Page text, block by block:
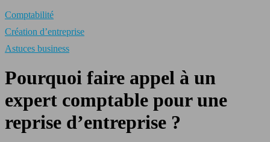
Comptabilité
Création d’entreprise
Astuces business
Pourquoi faire appel à un
expert comptable pour une
reprise d’entreprise ?